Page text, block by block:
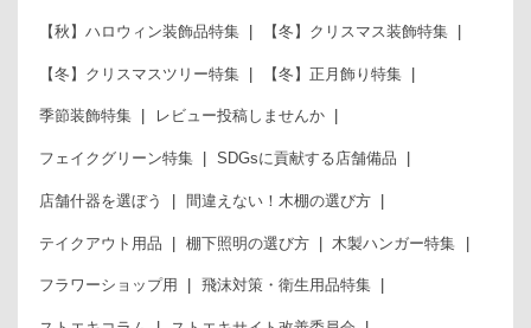
【秋】ハロウィン装飾品特集 【冬】クリスマス装飾特集
【冬】クリスマスツリー特集 【冬】正月飾り特集
季節装飾特集 レビュー投稿しませんか
フェイクグリーン特集 SDGsに貢献する店舗備品
店舗什器を選ぼう 間違えない！木棚の選び方
テイクアウト用品 棚下照明の選び方 木製ハンガー特集
フラワーショップ用 飛沫対策・衛生用品特集